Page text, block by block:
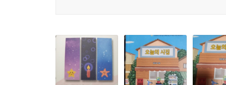
당신은 무슨 말을 하려고
내게 왔나요 그대여 어디 있나요
---「시곗바늘」중에서